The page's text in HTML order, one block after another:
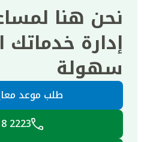
نحن هنا
إدارة
سهولة
طلب موعد
2223 8 800